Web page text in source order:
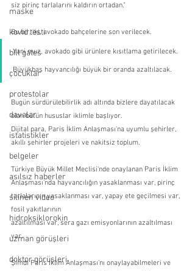
maske
kovid testi
bill gates
çocuklar
protestolar
davalar
istatistikler
belgeler
asılsız haberler
silinen video
hidroksiklorokin
uzman görüşleri
doktor görüşleri
siz pirinç tarlalarını kaldırın ortadan."
Bu bir, iki, avokado bahçelerine son verilecek.
Yani muz, avokado gibi ürünlere kısıtlama getirilecek.
Büyükbaş hayvancılığı büyük bir oranda azaltılacak.
Bugün sürdürülebilirlik adı altında bizlere dayatılacak
olan bütün hususlar iklimle başlıyor.
Dijital para, Paris İklim Anlaşması'na uyumlu şehirler,
akıllı şehirler projeleri ve nakitsiz toplum.
Türkiye Büyük Millet Meclisi'nde onaylanan Paris İklim
Anlaşması'nda hayvancılığın yasaklanması var, pirinç
tarlalarının yasaklanması var, yapay ete geçilmesi var,
fosil yakıtlarının
azaltılması var, sera gazı emisyonlarının azaltılması
var.
Şimdi Paris İklim Anlaşması'nı onaylayabilmeleri ve